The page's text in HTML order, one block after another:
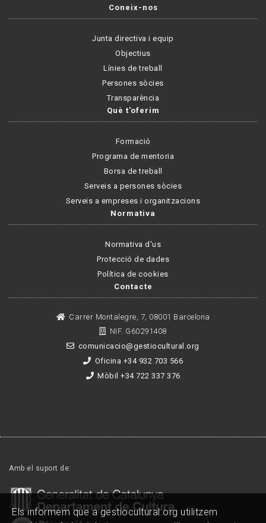
Coneix-nos
Junta directiva i equip
Objectius
Línies de treball
Persones sòcies
Transparència
Què t'oferim
Formació
Programa de mentoria
Borsa de treball
Serveis a persones sòcies
Serveis a empreses i organitzacions
Normativa
Normativa d'us
Protecció de dades
Política de cookies
Contacte
Carrer Montalegre, 7, 08001 Barcelona
NIF. G60291408
comunicacio@gestiocultural.org
Oficina +34 932 703 566
Mòbil +34 722 337 376
Amb el suport de:
Els informem que a gestiocultural.org utilitzem